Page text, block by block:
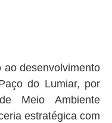
ao desenvolvimento
do Lumiar, por
Meio Ambiente
estratégica com